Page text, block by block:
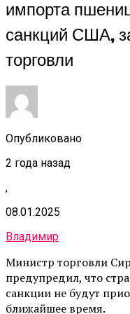
импорта
санкций США,
торговли
Опубликовано
2 года назад
,
08.01.2025
Владимир
Министр торговли
предупредил, что
санкции не будут
ближайшее время.